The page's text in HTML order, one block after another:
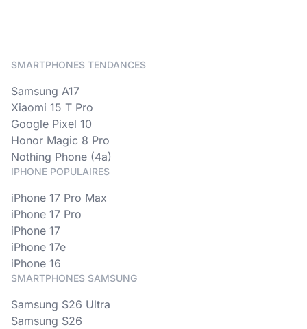
SMARTPHONES TENDANCES
Samsung A17
Xiaomi 15 T Pro
Google Pixel 10
Honor Magic 8 Pro
Nothing Phone (4a)
IPHONE POPULAIRES
iPhone 17 Pro Max
iPhone 17 Pro
iPhone 17
iPhone 17e
iPhone 16
SMARTPHONES SAMSUNG
Samsung S26 Ultra
Samsung S26